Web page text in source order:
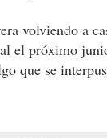
volviendo a
el próximo
que se